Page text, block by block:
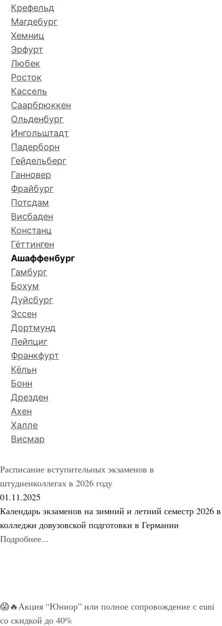
Крефельд
Магдебург
Хемниц
Эрфурт
Любек
Росток
Кассель
Саарбрюккен
Ольденбург
Ингольштадт
Падерборн
Гейдельберг
Ганновер
Фрайбург
Потсдам
Висбаден
Констанц
Гёттинген
Ашаффенбург
Гамбург
Бохум
Дуйсбург
Эссен
Дортмунд
Лейпциг
Франкфурт
Кёльн
Бонн
Дрезден
Ахен
Халле
Висмар
Расписание вступительных экзаменов в
штудиенколлегах в 2026 году
01.11.2025
Календарь экзаменов на зимний и летний семестр 2026 в
колледжи довузовской подготовки в Германии
Подробнее...
😱🔥Акция “Юниор” или полное сопровождение с euni
со скидкой до 40%